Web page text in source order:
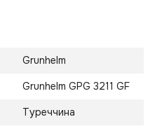
Grunhelm
Grunhelm GPG 3211 GF
Туреччина